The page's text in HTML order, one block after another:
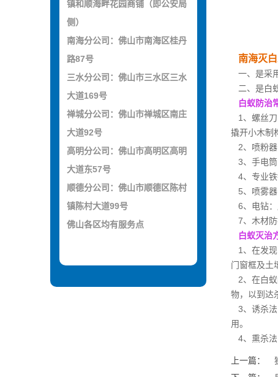
镇和顺海畔花园商铺（即公安局
侧）
南海分公司：佛山市南海区桂丹
路87号
三水分公司：佛山市三水区三水
大道169号
禅城分公司：佛山市禅城区南庄
大道92号
高明分公司：佛山市高明区高明
大道东57号
顺德分公司：佛山市顺德区陈村
镇陈村大道99号
佛山各区均有服务点
南海灭
一、是采
二、是白
白蚁防治
1、螺丝刀
撬开小木制
2、喷粉器
3、手电筒
4、专业铁
5、喷雾器
6、电钻：
7、木材防
白蚁灭治
1、在发现
门窗框及土
2、在白蚁
物，以到达
3、诱杀法
用。
4、熏杀法
上一篇：